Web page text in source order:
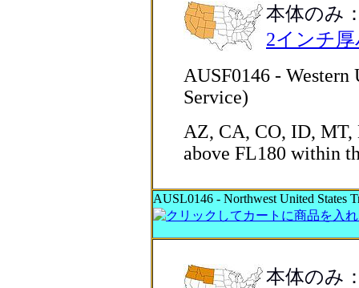
本体のみ
2インチ
AUSF0146 -
Service)
AZ, CA, CO, ID, MT,
above FL180 within
AUSL0146 - Northwest United States
本体のみ